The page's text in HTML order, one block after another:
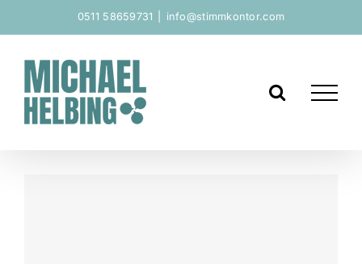
Inhalt
springen
0511 58659731 info@stimmkontor.com